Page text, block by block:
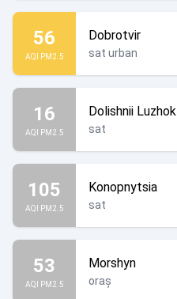
56
AQI PM2.5
Dobrotvir
sat urban
16
AQI PM2.5
Dolishnii Luzhok
sat
105
AQI PM2.5
Konopnytsia
sat
53
AQI PM2.5
Morshyn
oraș